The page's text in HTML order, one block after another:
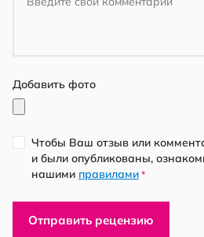
Добавить фото
Чтобы Ваш отзыв или
и были опубликованы,
нашими правилами *
Отправить рецензию